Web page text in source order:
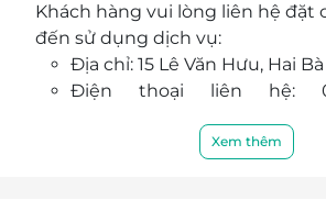
hàng.
Khách hàng vui lòng liên hệ đặt
đến sử dụng dịch vụ:
Địa chỉ: 15 Lê Văn Hưu, Hai
Điện thoại liên hệ:
Một khách hàng được mua
Xem thêm